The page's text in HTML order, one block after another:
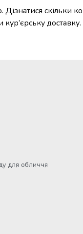
скільки
доставку.
для обличчя